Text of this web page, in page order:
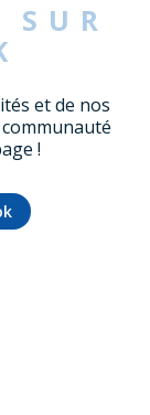
et de nos
!